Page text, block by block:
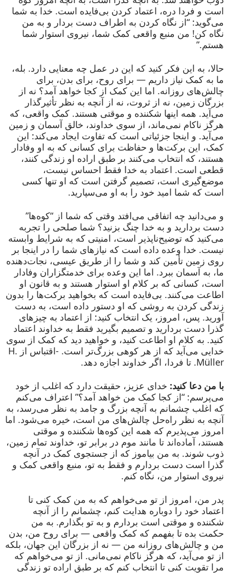
است و فردا دره، اعتماد کردن بی‌فایده است. خدا به شما
می‌گوید: “از نگاه کردن به اطراف دست بردار و به من
نگاه کن! من منبع واقعی کمک شما، نیروی استوار شما
هستم.”
حالا، به این فکر کنید که این در عمل چه معنایی دارد. بله،
ما به کمک نیاز داریم — برای روح، برای بدن، برای
چالش‌های روزانه. اما این کمک از کجا خواهد آمد؟ نه از
بزرگان زمین، نه از ثروت، نه از آنچه به نظر تأثیرگذار
می‌آید. همه اینها شکننده و موقتی هستند. کمک واقعی، که
هرگز ناکام نمی‌ماند، از سوی خداوند، خالق آسمان و زمین
می‌آید. و اینجا جزئیاتی است که تفاوت ایجاد می‌کند: این
کمک، این برکت‌ها و حفاظت برای کسانی که به او وفادار
هستند، که انتخاب می‌کنند بر طبق اراده او زندگی کنند،
قطعی است. اعتماد به خدا فقط احساس نیست،
موضع‌گیری است، تصمیم گرفتن است که او تنها کسی
است که شما امید خود را به او می‌سپارید.
و می‌دانید چه اتفاقی می‌افتد وقتی که شما از “کوه‌ها”
دست بردارید و به خدا چنگ بزنید؟ شما صلحی را تجربه
می‌کنید که توضیح‌ناپذیر است، امنیتی که به شرایط وابسته
نیست. خدا وعده داده است که نیازهای شما را در اینجا بر
روی زمین تأمین کند و شما را از طریق عیسی، نجات‌دهنده
ما، به آسمان ببرد. اما این وعده برای خدمتگزاران وفادار
است، کسانی که بر کلام او استوار هستند و به قانون او
اطاعت می‌کنند. بی‌فایده است که بخواهید برکت‌ها را بدون
زندگی کردن به روشی که او دستور داده است، به دست
آورید. پس، امروز، یک انتخاب کنید: از اعتماد به چیزهای
گذرا دست بردارید و تصمیم بگیرید فقط به خداوند اعتماد
کنید. به کلام او اطاعت کنید، و خواهید دید که کمک از سوی
خدایی می‌آید که از هر کوهی بزرگ‌تر است. -اقتباس از H.
Müller. تا فردا، اگر خداوند اجازه دهد.
با من دعا کنید: خدای عزیز، حقیقت دارد که اغلب از خود
می‌پرسم: “از کجا کمک من خواهد آمد؟” اعتراف می‌کنم
که اغلب چشمانم به آنچه بزرگ و جامد به نظر می‌رسد، به
آنچه به نظر راه‌حل چالش‌های من است، خیره می‌شود. اما
امروز می‌پذیرم که همه این کوه‌ها شکننده و موقتی
هستند، آماده‌اند تا مانند موم در برابر تو، خداوند تمام زمین،
ذوب شوند. به من بیاموز که از جستجوی کمک در آنچه
گذرا است دست بردارم و فقط به تو، منبع واقعی کمک و
نیروی استوار من، نگاه کنم.
پدر من، امروز از تو می‌خواهم که به من کمک کنی تا
اعتماد خود را دوباره هدایت کنم، چشمانم را از آنچه
شکننده و موقتی است بردارم و به تو بگذارم. به من
حکمت بده تا بفهمم که کمک واقعی — برای روح من، بدن
من و چالش‌های روزانه من — نه از بزرگان این جهان، بلکه
از تو می‌آید، که هرگز ناکام نمی‌مانی. از تو می‌خواهم که
مرا تقویت کنی تا انتخاب کنم که بر طبق اراده تو زندگی